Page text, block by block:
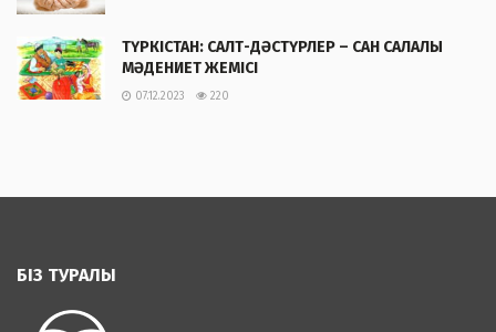
ТҮРКІСТАН: САЛТ-ДӘСТҮРЛЕР – САН САЛАЛЫ
МӘДЕНИЕТ ЖЕМІСІ
07.12.2023 220
БІЗ ТУРАЛЫ